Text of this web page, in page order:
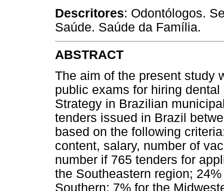
Descritores: Odontólogos.
Saúde. Saúde da Família.
ABSTRACT
The aim of the present study
public exams for hiring
Strategy in Brazilian
tenders issued in Brazil
based on the following
content, salary, number of
number if 765 tenders for
the Southeastern region;
Southern; 7% for the